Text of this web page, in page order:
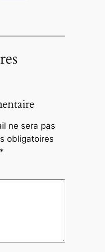
ne sera pas
obligatoires
*